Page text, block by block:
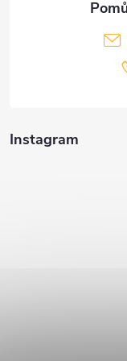
Instagram